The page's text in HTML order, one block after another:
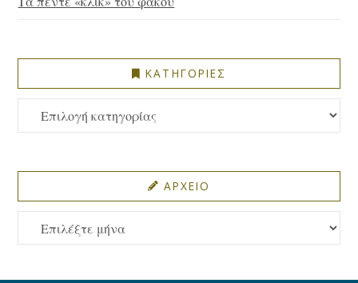
ΚΑΤΗΓΟΡΙΕΣ
ΚΑΤΗΓΟΡΙΕΣ
ΑΡΧΕΙΟ
ΑΡΧΕΙΟ